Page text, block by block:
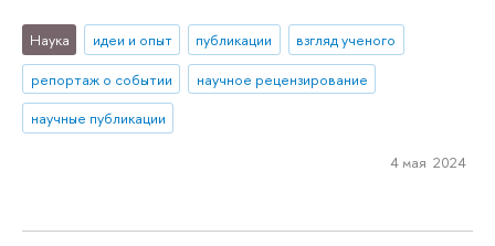
Наука идеи и опыт публикации
взгляд ученого
репортаж о событии
научное рецензирование
научные публикации
4 мая 2024